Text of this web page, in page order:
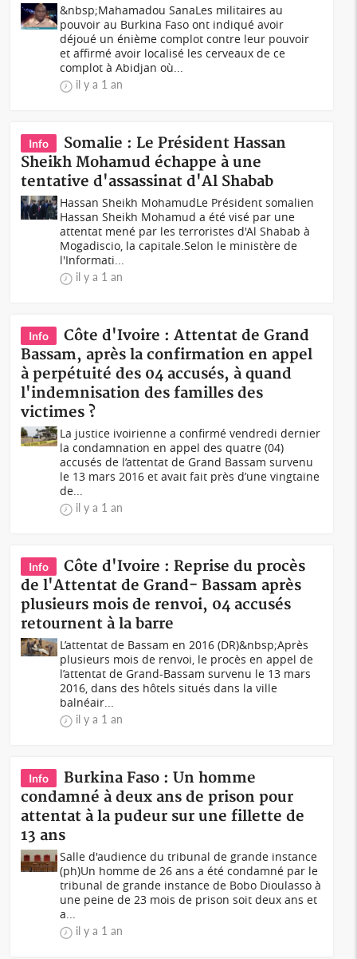
&nbsp;Mahamadou SanaLes militaires au
pouvoir au Burkina Faso ont indiqué avoir
déjoué un énième complot contre leur pouvoir
et affirmé avoir localisé les cerveaux de ce
complot à Abidjan où...
il y a 1 an
Info
Somalie : Le Président Hassan
Sheikh Mohamud échappe à une
tentative d'assassinat d'Al Shabab
Hassan Sheikh MohamudLe Président somalien
Hassan Sheikh Mohamud a été visé par une
attentat mené par les terroristes d'Al Shabab à
Mogadiscio, la capitale.Selon le ministère de
l'Informati...
il y a 1 an
Info
Côte d'Ivoire : Attentat de Grand
Bassam, après la confirmation en appel
à perpétuité des 04 accusés, à quand
l'indemnisation des familles des
victimes ?
La justice ivoirienne a confirmé vendredi dernier
la condamnation en appel des quatre (04)
accusés de l’attentat de Grand Bassam survenu
le 13 mars 2016 et avait fait près d’une vingtaine
de...
il y a 1 an
Info
Côte d'Ivoire : Reprise du procès
de l'Attentat de Grand- Bassam après
plusieurs mois de renvoi, 04 accusés
retournent à la barre
L’attentat de Bassam en 2016 (DR)&nbsp;Après
plusieurs mois de renvoi, le procès en appel de
l’attentat de Grand-Bassam survenu le 13 mars
2016, dans des hôtels situés dans la ville
balnéair...
il y a 1 an
Info
Burkina Faso : Un homme
condamné à deux ans de prison pour
attentat à la pudeur sur une fillette de
13 ans
Salle d'audience du tribunal de grande instance
(ph)Un homme de 26 ans a été condamné par le
tribunal de grande instance de Bobo Dioulasso à
une peine de 23 mois de prison soit deux ans et
a...
il y a 1 an